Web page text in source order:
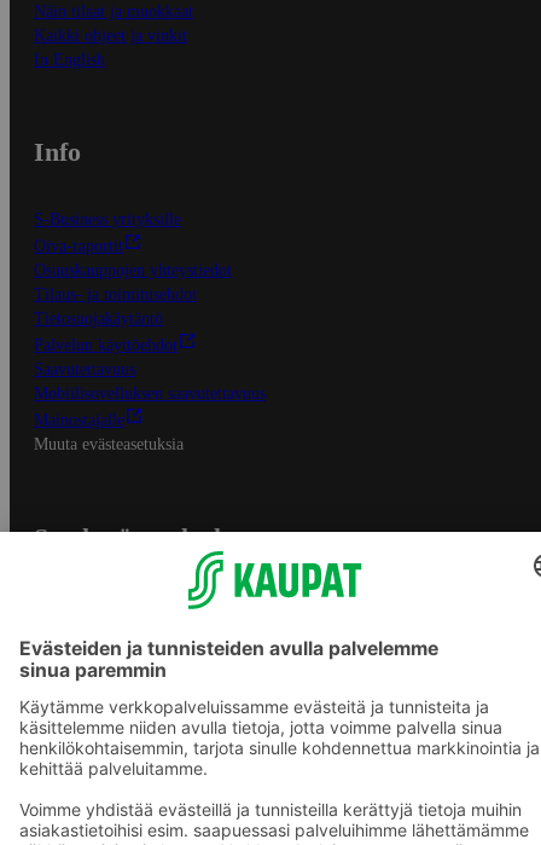
Näin tilaat ja muokkaat
Kaikki ohjeet ja vinkit
In English
Info
S-Business yrityksille
Oiva-raportit
Osuuskauppojen yhteystiedot
Tilaus- ja toimitusehdot
Tietosuojakäytäntö
Palvelun käyttöehdot
Saavutettavuus
Mobiilisovelluksen saavutettavuus
Mainostajalle
Muuta evästeasetuksia
S-ryhmän palvelut
Yhteishyvä Ruoka -sovellus
S-ostoslista -sovellus
Prisma.fi
Sokos.fi
S-Pankki
Sokos Hotels